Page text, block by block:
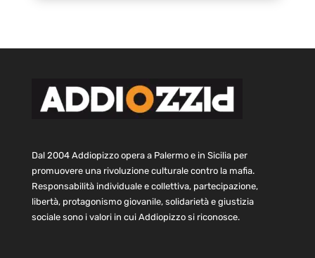
Dal 2004 Addiopizzo opera a Palermo e in Sicilia per
promuovere una rivoluzione culturale contro la mafia.
Responsabilità individuale e collettiva, partecipazione,
libertà, protagonismo giovanile, solidarietà e giustizia
sociale sono i valori in cui Addiopizzo si riconosce.